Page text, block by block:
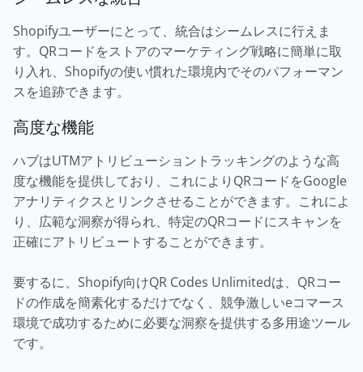
Shopifyユーザーにとって、統合はシームレスに行えま
す。QRコードをストアのマーケティング戦略に簡単に取
り入れ、Shopifyの使い慣れた環境内でそのパフォーマン
スを追跡できます。
高度な機能
ハブはUTMアトリビューショントラッキングのような高
度な機能を提供しており、これによりQRコードをGoogle
アナリティクスとリンクさせることができます。これによ
り、広範な洞察が得られ、特定のQRコードにスキャンを
正確にアトリビュートすることができます。
要するに、Shopify向けQR Codes Unlimitedは、QRコー
ドの作成を簡素化するだけでなく、競争激しいeコマース
環境で成功するために必要な洞察を提供する多用途ツール
です。